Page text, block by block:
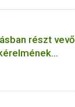
részt vevő